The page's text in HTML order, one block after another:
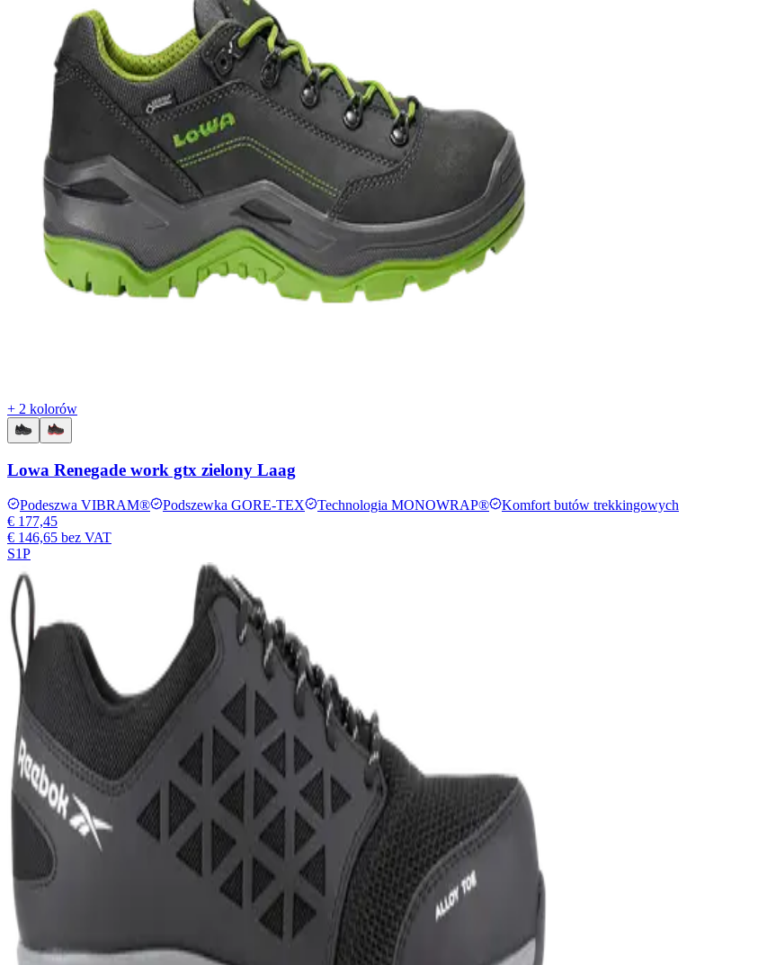
+ 2 kolorów
Lowa Renegade work gtx zielony Laag
Podeszwa VIBRAM® Podszewka GORE-TEX Technologia MONOWRAP®
Komfort butów trekkingowych
€ 177,45
€ 146,65 bez VAT
S1P